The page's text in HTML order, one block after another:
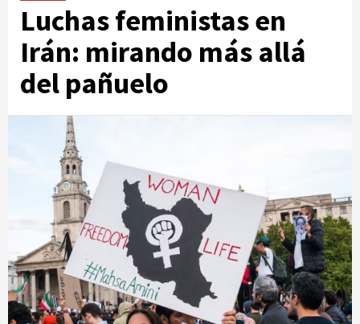
Luchas feministas en
Irán: mirando más allá
del pañuelo